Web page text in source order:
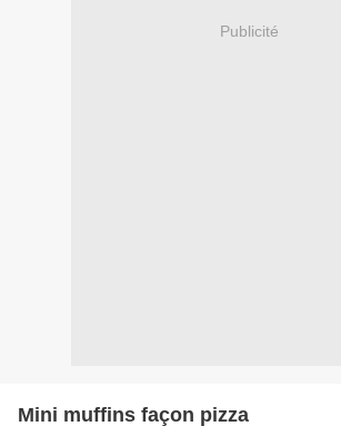
Publicité
Mini muffins façon pizza